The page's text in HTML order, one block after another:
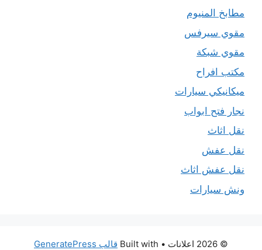
مطابخ المنيوم
مقوي سيرفس
مقوي شبكة
مكتب افراح
ميكانيكي سيارات
نجار فتح ابواب
نقل اثاث
نقل عفش
نقل عفش اثاث
ونش سيارات
© 2026 اعلانات • Built with قالب GeneratePress